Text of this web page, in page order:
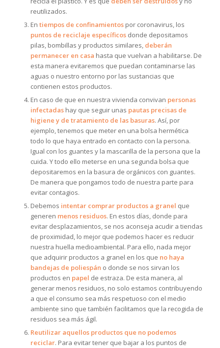
reutilizados.
En tiempos de confinamientospor coronavirus, los
puntos de reciclaje específicosdonde depositamos
pilas, bombillas y productos similares, deberán
permanecer en casa hasta que vuelvan a habilitarse. De
esta manera evitaremos que puedan contaminarse las
aguas o nuestro entorno por las sustancias que
contienen estos productos.
En caso de que en nuestra vivienda convivan personas
infectadashay que seguir unas pautas precisas de
higiene y de tratamiento de las basuras. Así, por
ejemplo, tenemos que meter en una bolsa hermética
todo lo que haya entrado en contacto con la persona.
Igual con los guantes y la mascarilla de la persona que la
cuida. Y todo ello meterse en una segunda bolsa que
depositaremos en la basura de orgánicos con guantes.
De manera que pongamos todo de nuestra parte para
evitar contagios.
Debemos intentar comprar productos a granel que
generen menos residuos. En estos días, donde para
evitar desplazamientos, se nos aconseja acudir a tiendas
de proximidad, lo mejor que podemos hacer es reducir
nuestra huella medioambiental. Para ello, nada mejor
que adquirir productos a granel en los que no haya
bandejas de poliespán o donde se nos sirvan los
productos en papel de estraza. De esta manera, al
generar menos residuos, no solo estamos contribuyendo
a que el consumo sea más respetuoso con el medio
ambiente sino que también facilitamos que la recogida de
residuos sea más ágil.
Reutilizar aquellos productos que no podemos
reciclar. Para evitar tener que bajar a los puntos de